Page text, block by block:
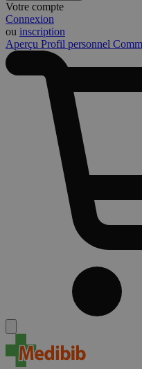
Votre compte
Connexion
ou inscription
Aperçu Profil personnel